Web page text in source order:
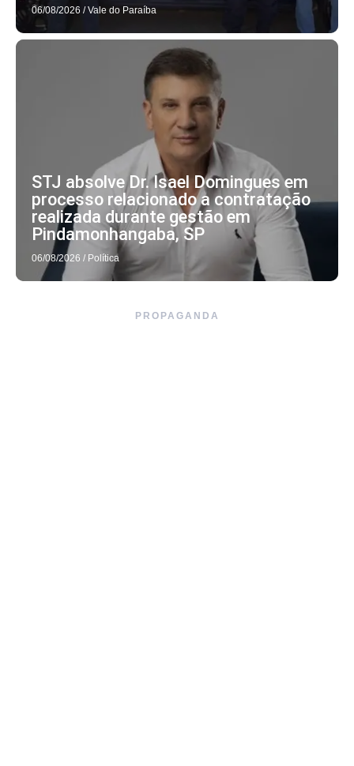
06/08/2026 / Vale do Paraíba
STJ absolve Dr. Isael Domingues em
processo relacionado a contratação
realizada durante gestão em
Pindamonhangaba, SP
06/08/2026 / Política
PROPAGANDA